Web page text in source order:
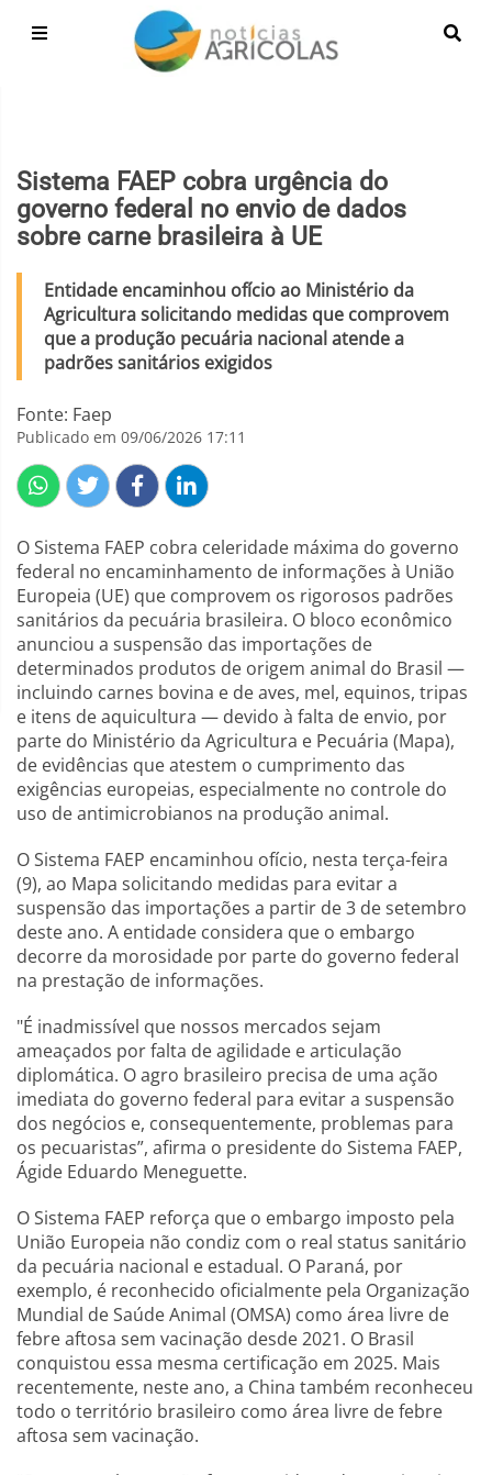
Sistema FAEP cobra urgência do
governo federal no envio de dados
sobre carne brasileira à UE
Entidade encaminhou ofício ao Ministério da
Agricultura solicitando medidas que comprovem
que a produção pecuária nacional atende a
padrões sanitários exigidos
Fonte: Faep
Publicado em 09/06/2026 17:11
O Sistema FAEP cobra celeridade máxima do governo
federal no encaminhamento de informações à União
Europeia (UE) que comprovem os rigorosos padrões
sanitários da pecuária brasileira. O bloco econômico
anunciou a suspensão das importações de
determinados produtos de origem animal do Brasil —
incluindo carnes bovina e de aves, mel, equinos, tripas
e itens de aquicultura — devido à falta de envio, por
parte do Ministério da Agricultura e Pecuária (Mapa),
de evidências que atestem o cumprimento das
exigências europeias, especialmente no controle do
uso de antimicrobianos na produção animal.
O Sistema FAEP encaminhou ofício, nesta terça-feira
(9), ao Mapa solicitando medidas para evitar a
suspensão das importações a partir de 3 de setembro
deste ano. A entidade considera que o embargo
decorre da morosidade por parte do governo federal
na prestação de informações.
"É inadmissível que nossos mercados sejam
ameaçados por falta de agilidade e articulação
diplomática. O agro brasileiro precisa de uma ação
imediata do governo federal para evitar a suspensão
dos negócios e, consequentemente, problemas para
os pecuaristas”, afirma o presidente do Sistema FAEP,
Ágide Eduardo Meneguette.
O Sistema FAEP reforça que o embargo imposto pela
União Europeia não condiz com o real status sanitário
da pecuária nacional e estadual. O Paraná, por
exemplo, é reconhecido oficialmente pela Organização
Mundial de Saúde Animal (OMSA) como área livre de
febre aftosa sem vacinação desde 2021. O Brasil
conquistou essa mesma certificação em 2025. Mais
recentemente, neste ano, a China também reconheceu
todo o território brasileiro como área livre de febre
aftosa sem vacinação.